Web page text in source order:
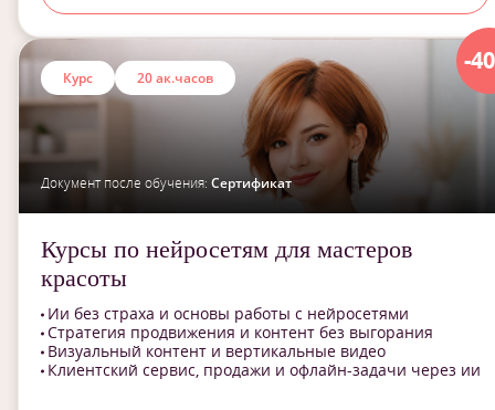
-
Курс 20 ак.часов
Документ после обучения: Сертификат
Курсы по нейросетям для мастеров
красоты
Ии без страха и основы работы с нейросетями
Стратегия продвижения и контент без выгорания
Визуальный контент и вертикальные видео
Клиентский сервис, продажи и офлайн-задачи через ии